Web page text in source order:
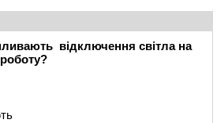
відключення світла на